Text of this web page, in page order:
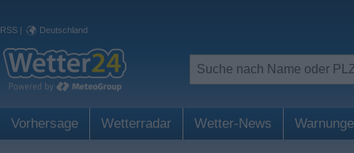
RSS | Deutschland
Vorhersage Wetterradar Wetter-News